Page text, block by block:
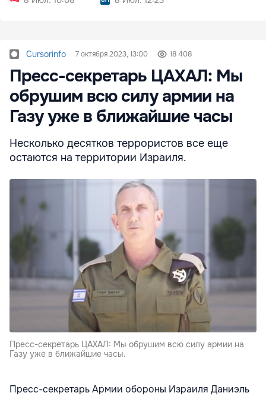
Cursorinfo 7 октября 2023, 13:00 18 408
Пресс-секретарь ЦАХАЛ: Мы
обрушим всю силу армии на
Газу уже в ближайшие часы
Несколько десятков террористов все еще
остаются на территории Израиля.
Пресс-секретарь ЦАХАЛ: Мы обрушим всю силу армии на
Газу уже в ближайшие часы.
Пресс-секретарь Армии обороны Израиля Даниэль